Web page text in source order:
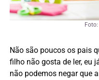
Não são poucos os pais
filho não gosta de ler, eu
não podemos negar que